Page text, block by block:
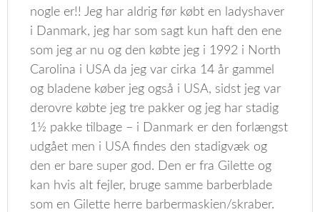
nogle er!! Jeg har aldrig før købt en ladyshaver
i Danmark, jeg har som sagt kun haft den ene
som jeg ar nu og den købte jeg i 1992 i North
Carolina i USA da jeg var cirka 14 år gammel
og bladene køber jeg også i USA, sidst jeg var
derovre købte jeg tre pakker og jeg har stadig
1½ pakke tilbage – i Danmark er den forlængst
udgået men i USA findes den stadigvæk og
den er bare super god. Den er fra Gilette og
kan hvis alt fejler, bruge samme barberblade
som en Gilette herre barbermaskien/skraber.